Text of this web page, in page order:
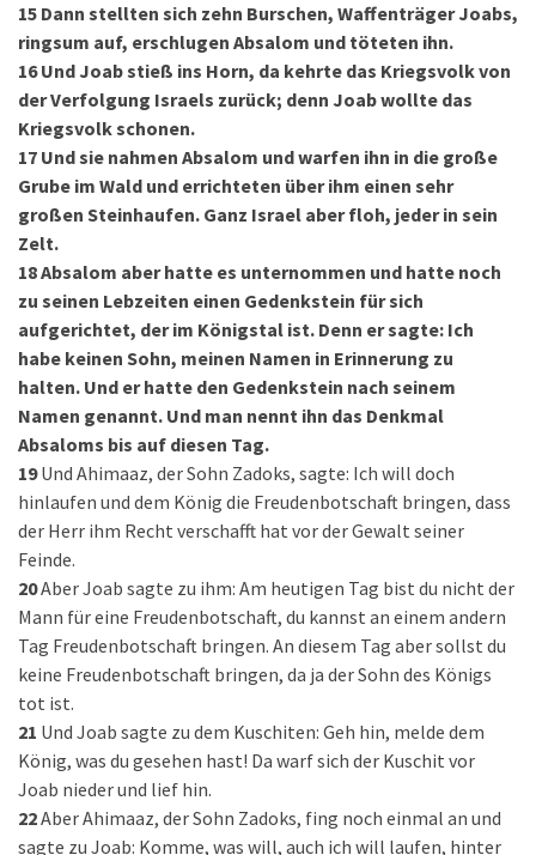
15 Dann stellten sich zehn Burschen, Waffenträger Joabs,
ringsum auf, erschlugen Absalom und töteten ihn.
16 Und Joab stieß ins Horn, da kehrte das Kriegsvolk von
der Verfolgung Israels zurück; denn Joab wollte das
Kriegsvolk schonen.
17 Und sie nahmen Absalom und warfen ihn in die große
Grube im Wald und errichteten über ihm einen sehr
großen Steinhaufen. Ganz Israel aber floh, jeder in sein
Zelt.
18Absalom aber hatte es unternommen und hatte noch
zu seinen Lebzeiten einen Gedenkstein für sich
aufgerichtet, der im Königstal ist. Denn er sagte: Ich
habe keinen Sohn, meinen Namen in Erinnerung zu
halten. Und er hatte den Gedenkstein nach seinem
Namen genannt. Und man nennt ihn das Denkmal
Absaloms bis auf diesen Tag.
19 Und Ahimaaz, der Sohn Zadoks, sagte: Ich will doch
hinlaufen und dem König die Freudenbotschaft bringen, dass
der Herr ihm Recht verschafft hat vor der Gewalt seiner
Feinde.
20Aber Joab sagte zu ihm: Am heutigen Tag bist du nicht der
Mann für eine Freudenbotschaft, du kannst an einem andern
Tag Freudenbotschaft bringen. An diesem Tag aber sollst du
keine Freudenbotschaft bringen, da ja der Sohn des Königs
tot ist.
21 Und Joab sagte zu dem Kuschiten: Geh hin, melde dem
König, was du gesehen hast! Da warf sich der Kuschit vor
Joab nieder und lief hin.
22Aber Ahimaaz, der Sohn Zadoks, fing noch einmal an und
sagte zu Joab: Komme, was will, auch ich will laufen, hinter